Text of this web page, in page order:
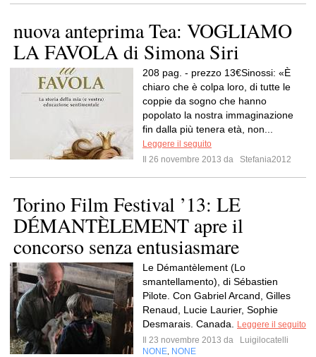
nuova anteprima Tea: VOGLIAMO
LA FAVOLA di Simona Siri
208 pag. - prezzo 13€Sinossi: «È
chiaro che è colpa loro, di tutte le
coppie da sogno che hanno
popolato la nostra immaginazione
fin dalla più tenera età, non...
Leggere il seguito
Il 26 novembre 2013 da
Stefania2012
Torino Film Festival ’13: LE
DÉMANTÈLEMENT apre il
concorso senza entusiasmare
Le Démantèlement (Lo
smantellamento), di Sébastien
Pilote. Con Gabriel Arcand, Gilles
Renaud, Lucie Laurier, Sophie
Desmarais. Canada.
Leggere il seguito
Il 23 novembre 2013 da
Luigilocatelli
NONE NONE